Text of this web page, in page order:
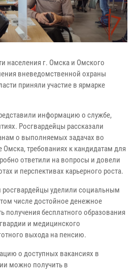
населения г. Омска и Омского
вневедомственной охраны
приняли участие в ярмарке
информацию о службе,
Росгвардейцы рассказали
о выполняемых задачах во
требованиях к кандидатам для
ответили на вопросы и довели
и перспективах карьерного роста.
уделили социальным
числе достойное денежное
получения бесплатного образования
и медицинского
выхода на пенсию.
о доступных вакансиях в
можно получить в